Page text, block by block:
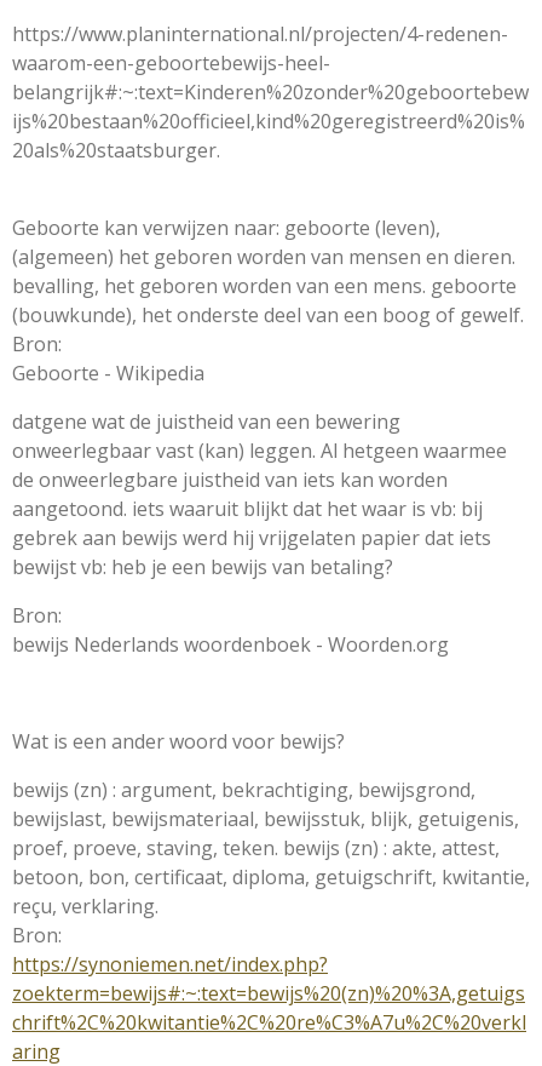
https://www.planinternational.nl/projecten/4-redenen-
waarom-een-geboortebewijs-heel-
belangrijk#:~:text=Kinderen%20zonder%20geboortebew
ijs%20bestaan%20officieel,kind%20geregistreerd%20is%
20als%20staatsburger.
Geboorte kan verwijzen naar: geboorte (leven),
(algemeen) het geboren worden van mensen en dieren.
bevalling, het geboren worden van een mens. geboorte
(bouwkunde), het onderste deel van een boog of gewelf.
Bron:
Geboorte - Wikipedia
datgene wat de juistheid van een bewering
onweerlegbaar vast (kan) leggen. Al hetgeen waarmee
de onweerlegbare juistheid van iets kan worden
aangetoond. iets waaruit blijkt dat het waar is vb: bij
gebrek aan bewijs werd hij vrijgelaten papier dat iets
bewijst vb: heb je een bewijs van betaling?
Bron:
bewijs Nederlands woordenboek - Woorden.org
Wat is een ander woord voor bewijs?
bewijs (zn) : argument, bekrachtiging, bewijsgrond,
bewijslast, bewijsmateriaal, bewijsstuk, blijk, getuigenis,
proef, proeve, staving, teken. bewijs (zn) : akte, attest,
betoon, bon, certificaat, diploma, getuigschrift, kwitantie,
reçu, verklaring.
Bron:
https://synoniemen.net/index.php?
zoekterm=bewijs#:~:text=bewijs%20(zn)%20%3A,getuigs
chrift%2C%20kwitantie%2C%20re%C3%A7u%2C%20verkl
aring